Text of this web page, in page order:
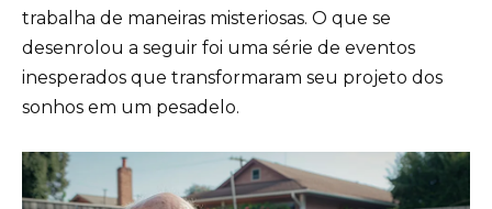
trabalha de maneiras misteriosas. O que se
desenrolou a seguir foi uma série de eventos
inesperados que transformaram seu projeto dos
sonhos em um pesadelo.